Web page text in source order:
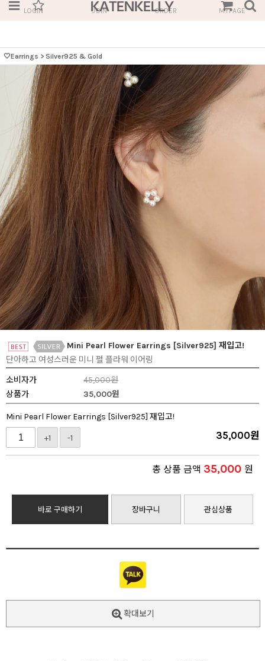
LOGIN JOIN ORDER MYPAGE
🤍Earrings > Silver925 & Gold
Mini Pearl Flower Earrings [Silver925] 재입고!
단아하고 여성스러운 미니 펄 플라워 이어링
소비자가
45,000원
상품가
35,000원
Mini Pearl Flower Earrings [Silver925] 재입고!
+1 -1 35,000원
총 상품 금액 35,000 원
바로 구매하기 장바구니 관심상품
확대보기